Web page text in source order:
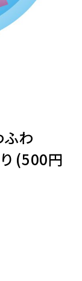
ふわ
(500円